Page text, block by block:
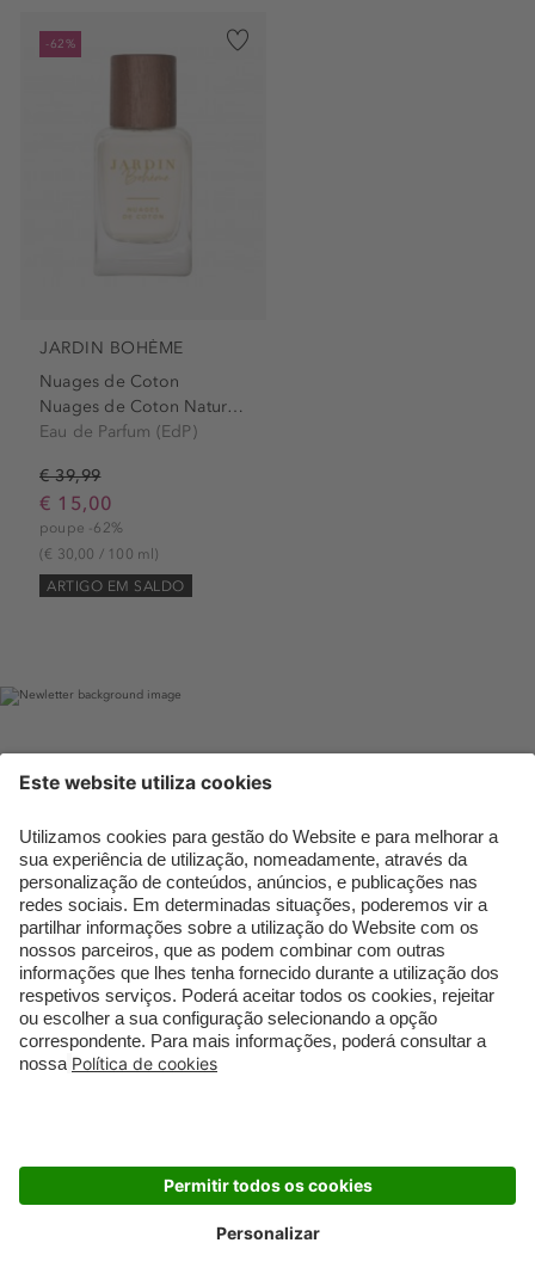
-62%
JARDIN BOHÈME
Nuages de Coton
Nuages de Coton Natural Edp...
Eau de Parfum (EdP)
€ 39,99
€ 15,00
poupe -62%
(€ 30,00 / 100 ml)
ARTIGO EM SALDO
Newsletter
REGISTAR